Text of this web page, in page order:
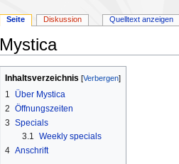
Mystica
springen
springen
Inhaltsverzeichnis
1
Über Mystica
2 Öffnungszeiten
3 Specials
3.1 Weekly specials
4 Anschrift
Seite Diskussion Quelltext anzeigen